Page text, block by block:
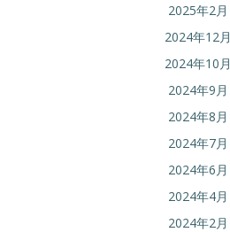
2025年2月
2024年12月
2024年10月
2024年9月
2024年8月
2024年7月
2024年6月
2024年4月
2024年2月